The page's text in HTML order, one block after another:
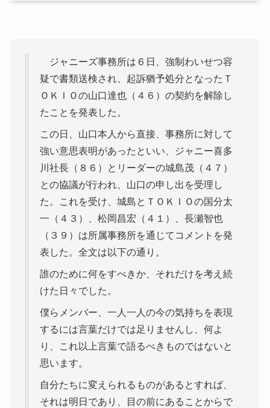
ジャニーズ事務所は６日、強制わいせつ容
疑で書類送検され、起訴猶予処分となったＴ
ＯＫＩＯの山口達也（４６）の契約を解除し
たことを発表した。
この日、山口本人から直接、事務所に対して
強い意思表明があったといい、ジャニー喜多
川社長（８６）とリーダーの城島茂（４７）
との協議が行われ、山口の申し出を受理し
た。これを受け、城島とＴＯＫＩＯの国分太
一（４３）、松岡昌宏（４１）、長瀬智也
（３９）は所属事務所を通じてコメントを発
表した。全文は以下の通り。
誰のために何をすべきか、それだけを考え続
けた日々でした。
僕らメンバー、一人一人の今の気持ちを表現
するには言葉だけでは足りませんし、何よ
り、これ以上言葉で語るべきものではないと
思います。
自分たちに変えられるものがあるとすれば、
それは明日であり、目の前にあることからで